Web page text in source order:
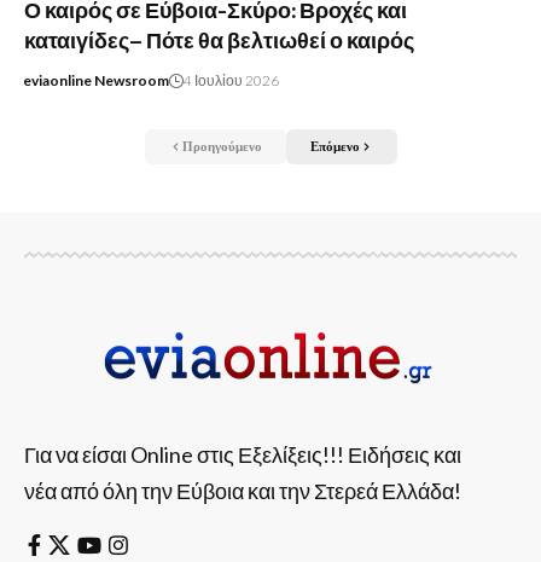
Ο καιρός σε Εύβοια-Σκύρο: Βροχές και
καταιγίδες– Πότε θα βελτιωθεί ο καιρός
eviaonline Newsroom 4 Ιουλίου 2026
Προηγούμενο Επόμενο
Για να είσαι Online στις Εξελίξεις!!! Ειδήσεις και
νέα από όλη την Εύβοια και την Στερεά Ελλάδα!